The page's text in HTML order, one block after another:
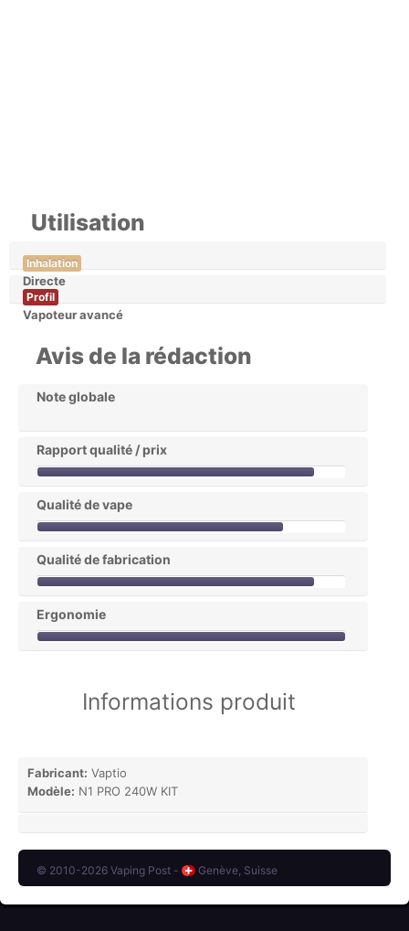
Utilisation
Inhalation
Directe
Profil
Vapoteur avancé
Avis de la rédaction
Note globale
Rapport qualité / prix
Qualité de vape
Qualité de fabrication
Ergonomie
Informations produit
Fabricant: Vaptio
Modèle: N1 PRO 240W KIT
© 2010-2026 Vaping Post - Genève, Suisse